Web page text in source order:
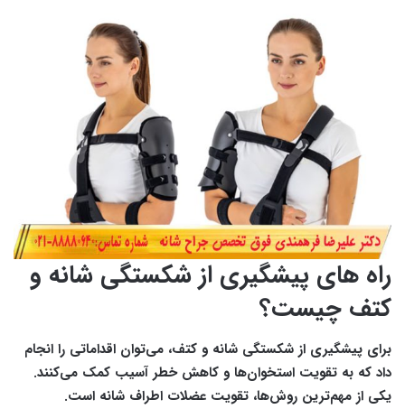
راه های پیشگیری از شکستگی شانه و
کتف چیست؟
برای پیشگیری از شکستگی شانه و کتف، می‌توان اقداماتی را انجام
داد که به تقویت استخوان‌ها و کاهش خطر آسیب کمک می‌کنند.
یکی از مهم‌ترین روش‌ها، تقویت عضلات اطراف شانه است.